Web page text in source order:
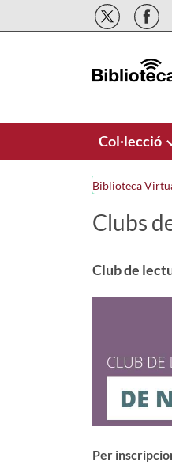
Salta al contingut principal
Col·lecció
Biblioteca
Clubs
Club de
Per